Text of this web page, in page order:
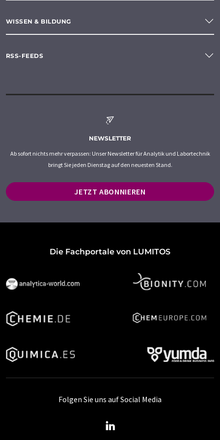
WISSEN & BILDUNG
RSS-FEEDS
NEWSLETTER
Ab sofort nichts mehr verpassen: Unser Newsletter für Analytik und Labortechnik
bringt Sie jeden Dienstag auf den neuesten Stand.
JETZT ABONNIEREN
Die Fachportale von LUMITOS
Folgen Sie uns auf Social Media